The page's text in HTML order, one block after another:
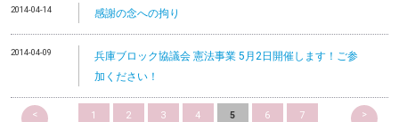
2014-04-14 感謝の念への拘り
2014-04-09
兵庫ブロック協議会 憲法事業 5月2日開催します！ご参
加ください！
< 1 2 3 4 5 6 7 >